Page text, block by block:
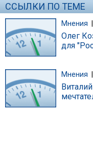
ССЫЛКИ ПО ТЕМЕ
Мнения |
Олег
для
Мнения